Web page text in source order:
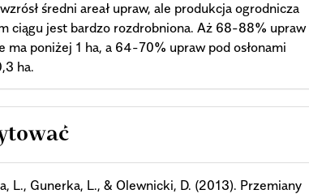
średni areał upraw, ale produkcja ogrodnicza
ciągu jest bardzo rozdrobniona. Aż 68-88% upraw
ma poniżej 1 ha, a 64-70% upraw pod osłonami
ha.
L., Gunerka, L., & Olewnicki, D. (2013). Przemiany